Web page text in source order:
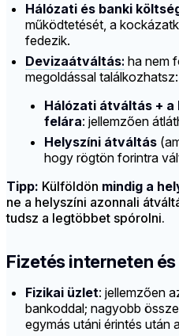
Hálózati és banki
működtetését, a
fedezik.
Devizaátváltás: ha nem
megoldással találkozhatsz:
Hálózati átváltás +
felára: jellemzően
Helyszíni átváltás
hogy rögtön forintra
Tipp: Külföldön mindig a
ne a helyszíni azonnali
tudsz a legtöbbet spórolni.
Fizetés interneten
Fizikai üzlet: jellemzően
bankoddal; nagyobb
egymás utáni érintés után